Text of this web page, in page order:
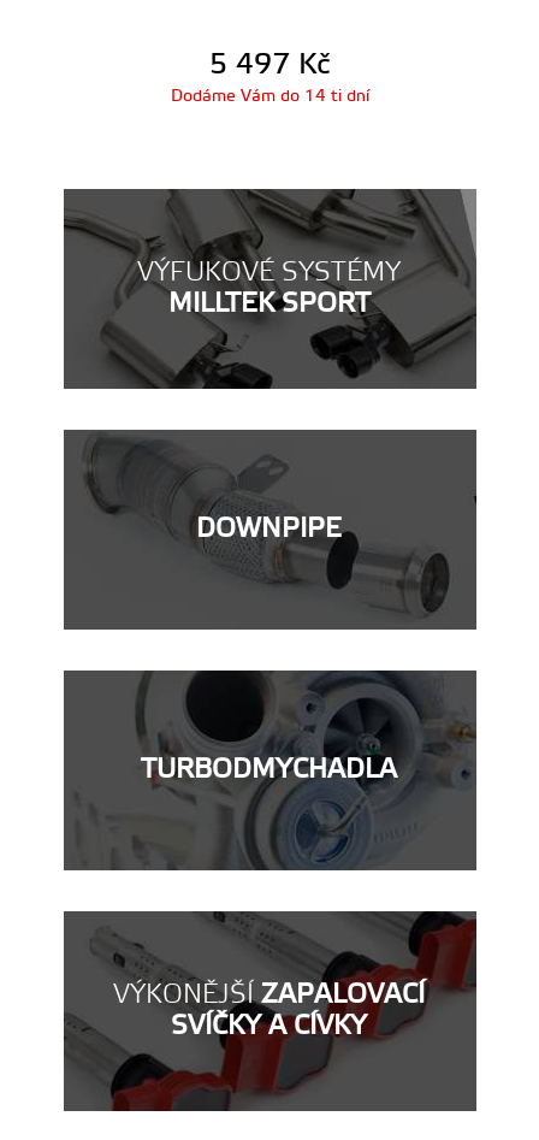
5 497 Kč
Dodáme Vám do 14 ti dní
VÝFUKOVÉ SYSTÉMY
MILLTEK SPORT
DOWNPIPE
TURBODMYCHADLA
VÝKONĚJŠÍZAPALOVACÍ
SVÍČKY A CÍVKY